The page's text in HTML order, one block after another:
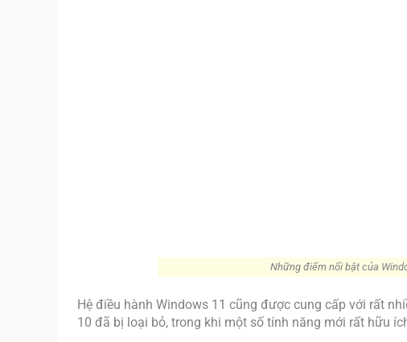
Những điểm nổi bật của
Hệ điều hành Windows 11 cũng được cung cấp với rất
10 đã bị loại bỏ, trong khi một số tính năng mới rất hữu